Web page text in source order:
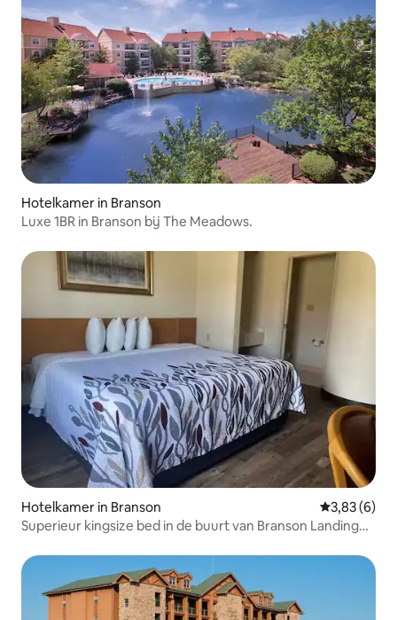
Hotelkamer in Branson
Luxe 1BR in Branson bij The Meadows.
Hotelkamer in Branson
3,83 (6)
Superieur kingsize bed in de buurt van Branson Landing